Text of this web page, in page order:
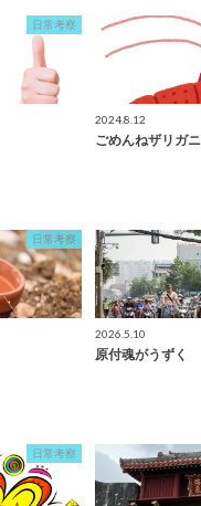
日常考察
2024.8.12
ごめんねザリガニ
日常考察
2026.5.10
原付魂がうずく
日常考察